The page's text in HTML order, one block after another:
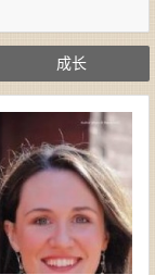
成长